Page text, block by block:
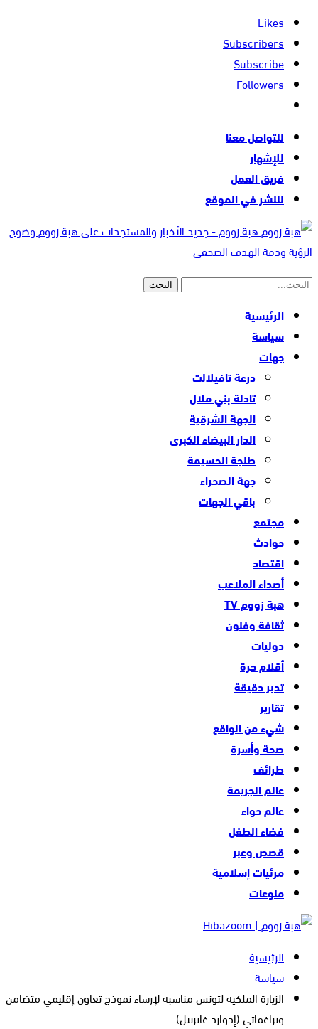
Likes
Subscribers
Subscribe
Followers
للتواصل معنا
للإشهار
فريق العمل
للنشر في الموقع
هبة زووم - جديد الأخبار والمستجدات على هبة زووم وضوح
الرؤية ودقة الهدف الصحفي
الرئيسية
سياسة
جهات
درعة تافيلالت
تادلة بني ملال
الجهة الشرقية
الدار البيضاء الكبرى
طنجة الحسيمة
جهة الصحراء
باقي الجهات
مجتمع
حوادث
اقتصاد
أصداء الملاعب
هبة زووم TV
ثقافة وفنون
دوليات
أقلام حرة
تدبر دقيقة
تقارير
شيء من الواقع
صحة وأسرة
طرائف
عالم الجريمة
عالم حواء
فضاء الطفل
قصص وعبر
مرئيات إسلامية
منوعات
الرئيسية
سياسة
الزيارة الملكية لتونس مناسبة لإرساء نموذج تعاون إقليمي متضامن
وبراغماتي (إدوارد غابرييل)